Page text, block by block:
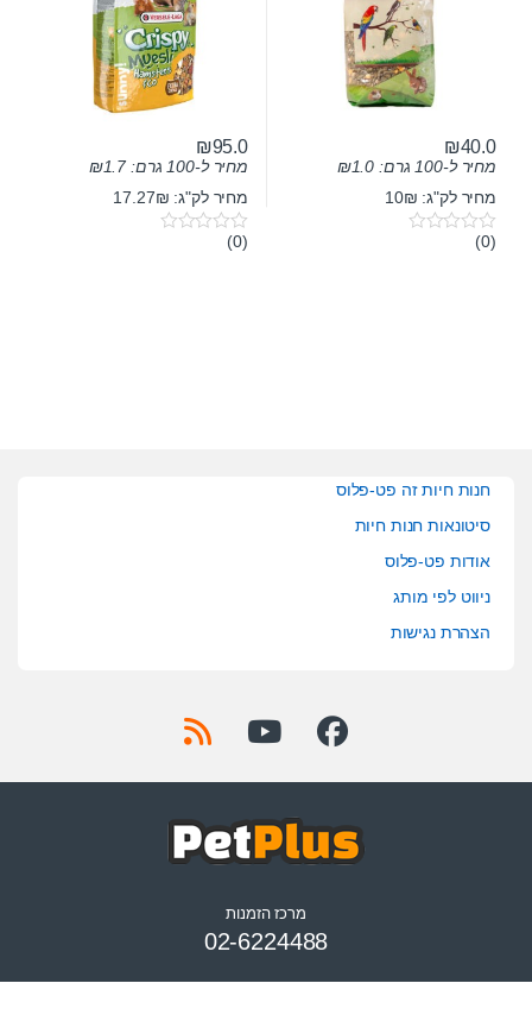
₪40.0
מחיר ל-100 גרם: ₪1.0
מחיר לק"ג: 10₪
0(0)
₪95.0
מחיר ל-100 גרם: ₪1.7
מחיר לק"ג: 17.27₪
0(0)
חנות חיות זה פט-פלוס
סיטונאות חנות חיות
אודות פט-פלוס
ניווט לפי מותג
הצהרת נגישות
מרכז הזמנות
02-6224488